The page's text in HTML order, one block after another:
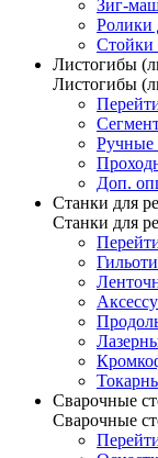
Зиг-
Ролики
Стойки
Листогибы
Листогибы
Ручные
Доп.
Станки для
Станки для
Сварочные
Сварочные